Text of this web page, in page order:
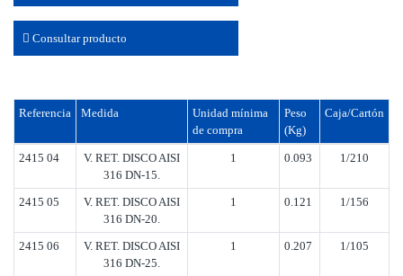
Consultar producto
Referencia Medida
Unidad mínima
de compra
Peso
(Kg)
Caja/Cartón
2415 04
V. RET. DISCO AISI
316 DN-15.
1 0.093 1/210
2415 05
V. RET. DISCO AISI
316 DN-20.
1 0.121 1/156
2415 06
V. RET. DISCO AISI
316 DN-25.
1 0.207 1/105